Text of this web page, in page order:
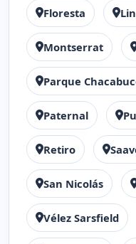
Floresta
Montserrat
Parque
Paternal
Retiro
San Nicolás
Vélez Sarsfield